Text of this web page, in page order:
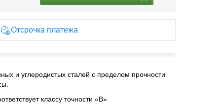
Отсрочка платежа
и углеродистых сталей с пределом прочности
классу точности «В»